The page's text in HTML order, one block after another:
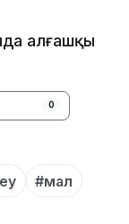
алғашқы
0
#мал